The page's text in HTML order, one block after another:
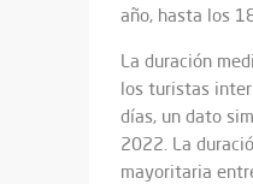
año, hasta los
La duración
los turistas
días, un dato
2022. La
mayoritaria